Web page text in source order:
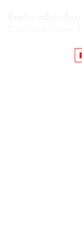
ปุ้ย-ปิยาภรณ์ แสนโก
Director ประจำประ